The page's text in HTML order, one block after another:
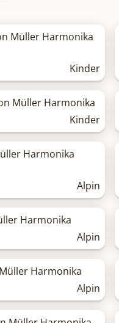
Kinder
Kinder
Alpin
Alpin
Alpin